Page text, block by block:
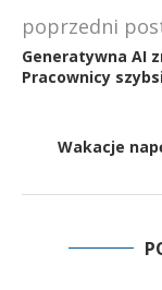
poprzedni
Generatywna AI
Pracownicy
Wakacje